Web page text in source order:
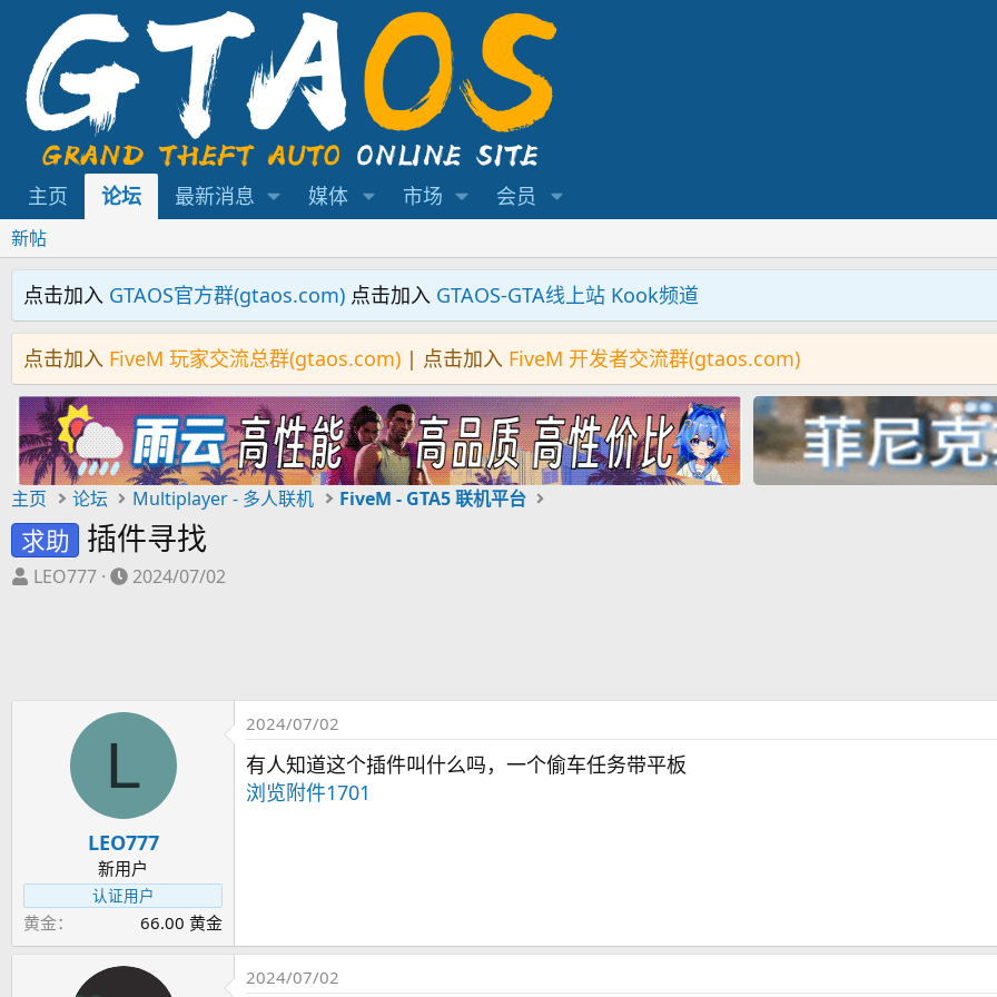
主页 论坛 最新消息 媒体 市场 会员
新帖
点击加入 GTAOS官方群(gtaos.com) 点击加入 GTAOS-GTA线上站 Kook频道
点击加入 FiveM 玩家交流总群(gtaos.com) | 点击加入 FiveM 开发者交流群(gtaos.com)
主页 论坛 Multiplayer - 多人联机 FiveM - GTA5 联机平台
求助 插件寻找
主
LEO777
开
2024/07/02
L
LEO777
新用户
认证用户
黄金 66.00 黄金
2024/07/02
有人知道这个插件叫什么吗，一个偷车任务带平板
浏览附件1701
2024/07/02